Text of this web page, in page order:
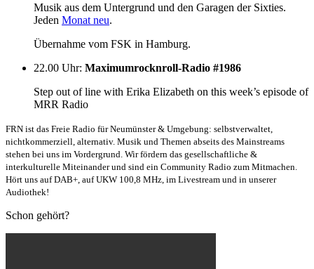
Musik aus dem Untergrund und den Garagen der Sixties.
Jeden Monat neu.
Übernahme vom FSK in Hamburg.
22.00 Uhr: Maximumrocknroll-Radio #1986
Step out of line with Erika Elizabeth on this week’s episode of
MRR Radio
FRN ist das Freie Radio für Neumünster & Umgebung: selbstverwaltet,
nichtkommerziell, alternativ. Musik und Themen abseits des Mainstreams
stehen bei uns im Vordergrund. Wir fördern das gesellschaftliche &
interkulturelle Miteinander und sind ein Community Radio zum Mitmachen.
Hört uns auf DAB+, auf UKW 100,8 MHz, im Livestream und in unserer
Audiothek!
Schon gehört?